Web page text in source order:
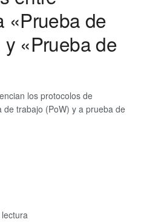
«Prueba de
«Prueba de
los protocolos de
trabajo (PoW) y a prueba de